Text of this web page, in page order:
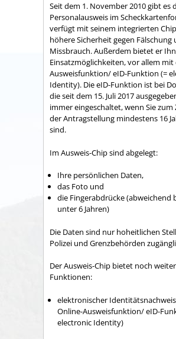
Seit dem 1. November 2010 gibt es
Personalausweis im
verfügt mit seinem integrierten
höhere Sicherheit gegen Fälschung
Missbrauch. Außerdem bietet er
Einsatzmöglichkeiten, vor allem mit
Ausweisfunktion/ eID-Funktion (=
Identity). Die eID-Funktion ist bei
die seit dem 15. Juli 2017
immer eingeschaltet, wenn Sie
der Antragstellung mindestens 16
sind.
Im Ausweis-Chip sind abgelegt:
Ihre persönlichen Daten,
das Foto und
die Fingerabdrücke (abweichend
unter 6 Jahren)
Die Daten sind nur hoheitlichen
Polizei und Grenzbehörden
Der Ausweis-Chip bietet noch
Funktionen:
elektronischer
Online-Ausweisfunktion/ eID-
electronic Identity)